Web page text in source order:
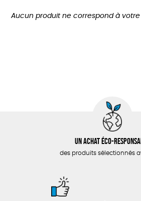
Plus de 200€
Aucun produit ne correspond à votre
Un achat éco-
des produits sélectionnés